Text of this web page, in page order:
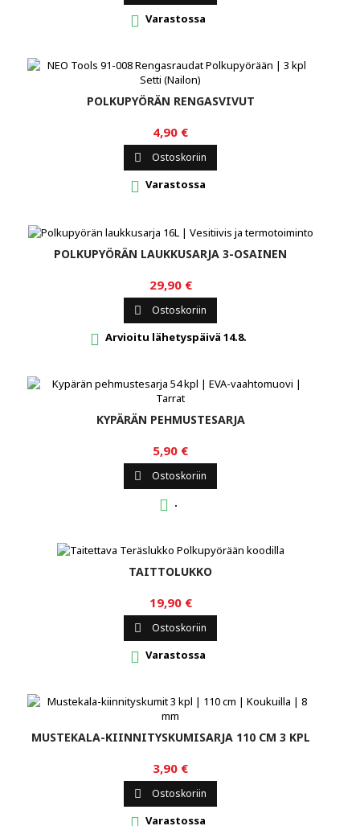
 Varastossa
POLKUPYÖRÄN RENGASVIVUT
4,90 €
 Ostoskoriin
 Varastossa
POLKUPYÖRÄN LAUKKUSARJA 3-OSAINEN
29,90 €
 Ostoskoriin
 Arvioitu lähetyspäivä 14.8.
KYPÄRÄN PEHMUSTESARJA
5,90 €
 Ostoskoriin
 .
TAITTOLUKKO
19,90 €
 Ostoskoriin
 Varastossa
MUSTEKALA-KIINNITYSKUMISARJA 110 CM 3 KPL
3,90 €
 Ostoskoriin
Varastossa